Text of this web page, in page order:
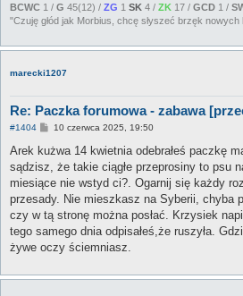
BCWC 1 / G 45(12) / ZG 1 SK 4 / ZK 17 / GCD 1 /
"Czuję głód jak Morbius, chcę słyszeć brzęk
marecki1207
Re: Paczka forumowa - zabawa
#1404
P
s
10 czerwca 2025, 19:50
Arek kużwa 14 kwietnia odebrałeś paczkę
sądzisz, że takie ciągłe przeprosiny to psu
miesiące nie wstyd ci?. Ogarnij się każdy
przesady. Nie mieszkasz na Syberii, chyba
czy w tą stronę można posłać. Krzysiek
tego samego dnia odpisałeś,że ruszyła.
żywe oczy ściemniasz.